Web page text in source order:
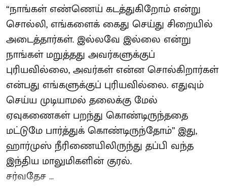
“நாங்கள் எண்ணெய் கடத்துகிறோம் என்று
சொல்லி, எங்களைக் கைது செய்து சிறையில்
அடைத்தார்கள். இல்லவே இல்லை என்று
நாங்கள் மறுத்தது அவர்களுக்குப்
புரியவில்லை, அவர்கள் என்ன சொல்கிறார்கள்
என்பது எங்களுக்குப் புரியவில்லை. எதுவும்
செய்ய முடியாமல் தலைக்கு மேல்
ஏவுகணைகள் பறந்து கொண்டிருந்ததை
மட்டுமே பார்த்துக் கொண்டிருந்தோம்” இது,
ஹார்முஸ் நீரிணையிலிருந்து தப்பி வந்த
இந்திய மாலுமிகளின் குரல்.
சர்வதேச ...